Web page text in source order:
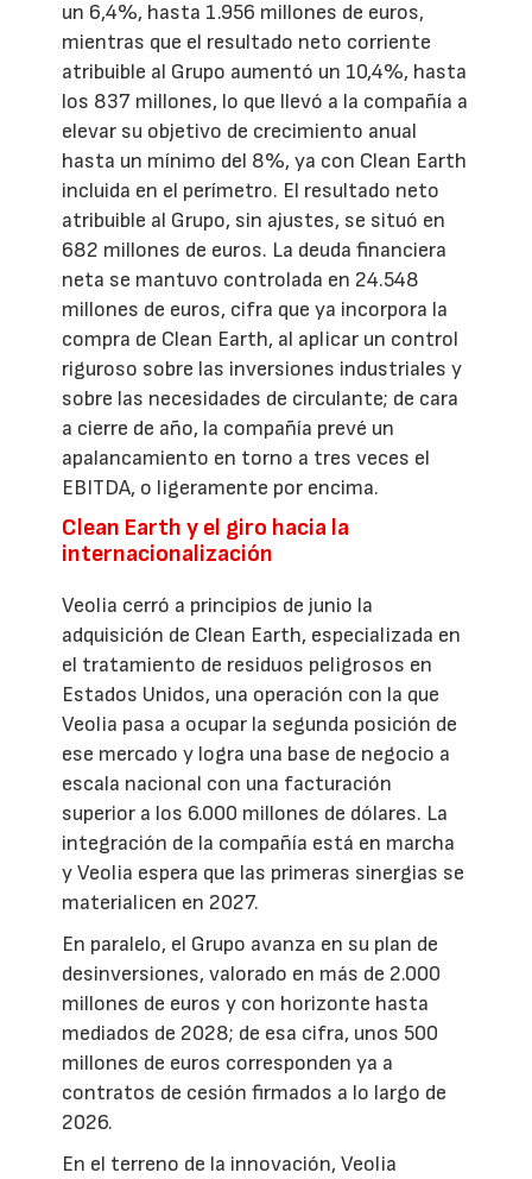
un 6,4%, hasta 1.956 millones de euros,
mientras que el resultado neto corriente
atribuible al Grupo aumentó un 10,4%, hasta
los 837 millones, lo que llevó a la compañía a
elevar su objetivo de crecimiento anual
hasta un mínimo del 8%, ya con Clean Earth
incluida en el perímetro. El resultado neto
atribuible al Grupo, sin ajustes, se situó en
682 millones de euros. La deuda financiera
neta se mantuvo controlada en 24.548
millones de euros, cifra que ya incorpora la
compra de Clean Earth, al aplicar un control
riguroso sobre las inversiones industriales y
sobre las necesidades de circulante; de cara
a cierre de año, la compañía prevé un
apalancamiento en torno a tres veces el
EBITDA, o ligeramente por encima.
Clean Earth y el giro hacia la
internacionalización
Veolia cerró a principios de junio la
adquisición de Clean Earth, especializada en
el tratamiento de residuos peligrosos en
Estados Unidos, una operación con la que
Veolia pasa a ocupar la segunda posición de
ese mercado y logra una base de negocio a
escala nacional con una facturación
superior a los 6.000 millones de dólares. La
integración de la compañía está en marcha
y Veolia espera que las primeras sinergias se
materialicen en 2027.
En paralelo, el Grupo avanza en su plan de
desinversiones, valorado en más de 2.000
millones de euros y con horizonte hasta
mediados de 2028; de esa cifra, unos 500
millones de euros corresponden ya a
contratos de cesión firmados a lo largo de
2026.
En el terreno de la innovación, Veolia